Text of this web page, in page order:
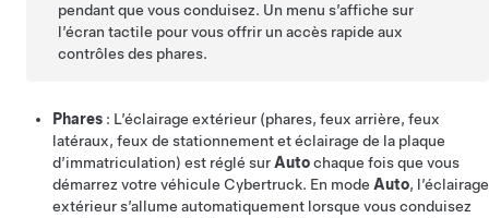
pendant que vous conduisez. Un menu s’affiche sur
l’écran tactile pour vous offrir un accès rapide aux
contrôles des phares.
Phares : L’éclairage extérieur (phares, feux arrière, feux
latéraux, feux de stationnement et éclairage de la plaque
d’immatriculation) est réglé sur Autochaque fois que vous
démarrez votre véhicule Cybertruck. En mode Auto, l’éclairage
extérieur s’allume automatiquement lorsque vous conduisez